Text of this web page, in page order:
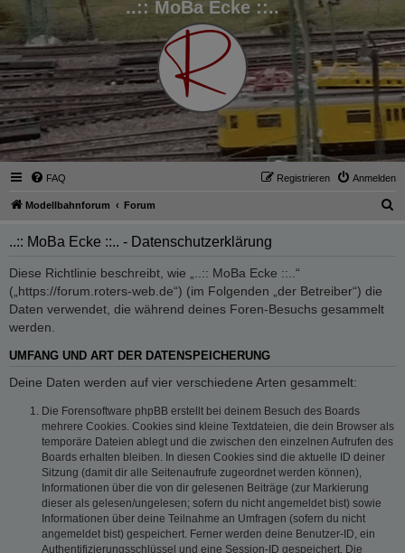
..:: MoBa Ecke ::..
FAQ Anmelden
Registrieren
Modellbahnforum Forum
..:: MoBa Ecke ::.. - Datenschutzerklärung
Diese Richtlinie beschreibt, wie „..:: MoBa Ecke ::..“
(„https://forum.roters-web.de“) (im Folgenden „der Betreiber“) die
Daten verwendet, die während deines Foren-Besuchs gesammelt
werden.
UMFANG UND ART DER DATENSPEICHERUNG
Deine Daten werden auf vier verschiedene Arten gesammelt:
Die Forensoftware phpBB erstellt bei deinem Besuch des Boards
mehrere Cookies. Cookies sind kleine Textdateien, die dein Browser als
temporäre Dateien ablegt und die zwischen den einzelnen Aufrufen des
Boards erhalten bleiben. In diesen Cookies sind die aktuelle ID deiner
Sitzung (damit dir alle Seitenaufrufe zugeordnet werden können),
Informationen über die von dir gelesenen Beiträge (zur Markierung
dieser als gelesen/ungelesen; sofern du nicht angemeldet bist) sowie
Informationen über deine Teilnahme an Umfragen (sofern du nicht
angemeldet bist) gespeichert. Ferner werden deine Benutzer-ID, ein
Authentifizierungsschlüssel und eine Session-ID gespeichert. Die